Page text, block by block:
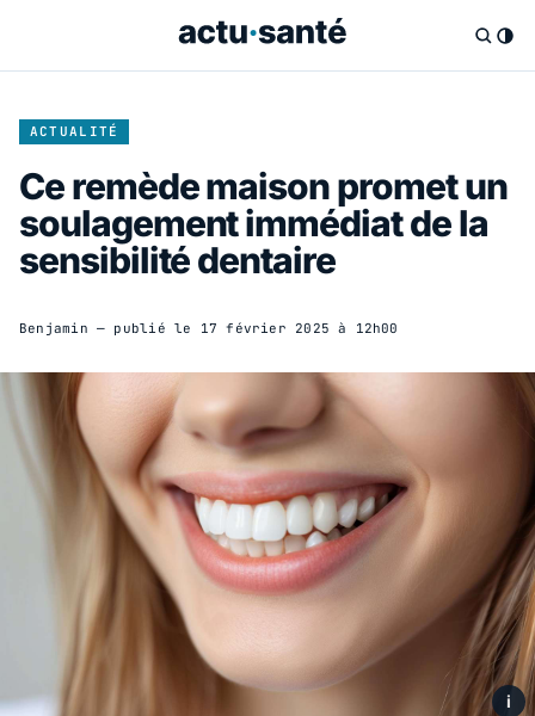
ACTUALITÉ
Ce remède maison promet un
soulagement immédiat de la
sensibilité dentaire
Benjamin — publié le 17 février 2025 à 12h00
i